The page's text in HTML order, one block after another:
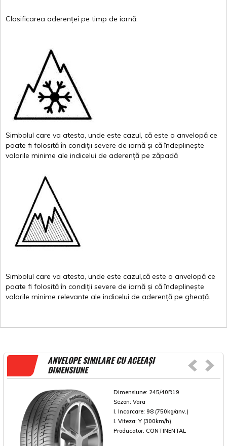
Clasificarea aderenței pe timp de iarnă:
Simbolul care va atesta, unde este cazul, că este o anvelopă ce
poate fi folosită în condiții severe de iarnă și că îndeplinește
valorile minime ale indicelui de aderență pe zăpadă
Simbolul care va atesta, unde este cazul,că este o anvelopă ce
poate fi folosită în condiții severe de iarnă și că îndeplinește
valorile minime relevante ale indicelui de aderență pe gheață.
ANVELOPE SIMILARE CU ACEEAȘI
DIMENSIUNE
Dimensiune: 245/40R19
Sezon: Vara
I. Incarcare: 98 (750kg/anv.)
I. Viteza: Y (300km/h)
Producator: CONTINENTAL